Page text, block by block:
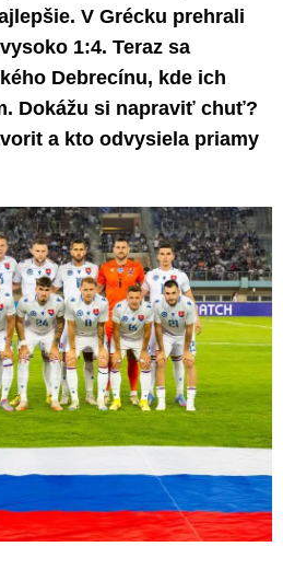
V Grécku prehrali
1:4. Teraz sa
Debrecínu, kde ich
Dokážu si napraviť chuť?
a kto odvysiela priamy